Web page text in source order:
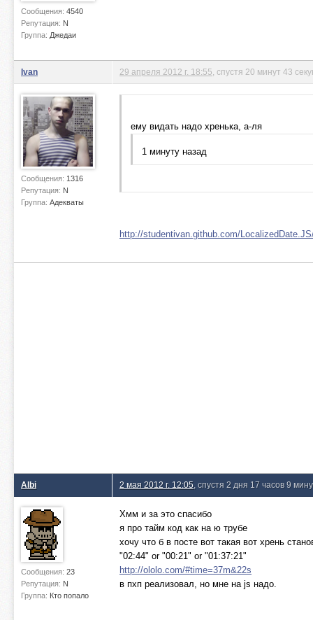
Сообщения: 4540
Репутация: N
Группа: Джедаи
Ivan
Сообщения: 1316
Репутация: N
Группа: Адекваты
29 апреля 2012 г. 18:55 , спустя 20 минут 43
ему видать надо хренька, а-ля
1 минуту назад
http://studentivan.github.com/
Albi
Сообщения: 23
Репутация: N
Группа: Кто попало
2 мая 2012 г. 12:05 , спустя 2 дня 17 часов 9
Хмм и за это спасибо
я про тайм код как на ю трубе
хочу что б в посте вот такая вот хрень
"02:44" or "00:21" or "01:37:21"
http://ololo.com/#time=37m&22s
в пхп реализовал, но мне на js надо.